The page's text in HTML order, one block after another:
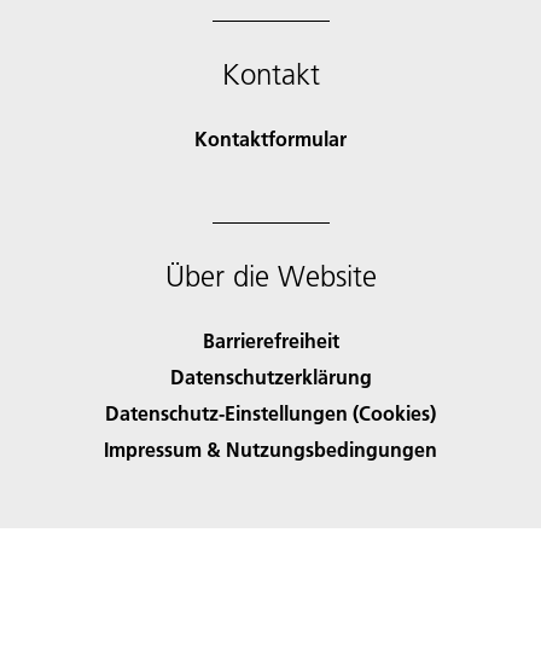
Kontakt
Kontaktformular
Über die Website
Barrierefreiheit
Datenschutzerklärung
Datenschutz-Einstellungen (Cookies)
Impressum & Nutzungsbedingungen